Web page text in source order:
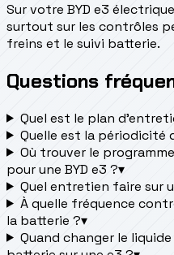
Sur votre BYD e3
surtout sur les contrôles
freins et le suivi batterie.
Questions
Quel est le plan
Quelle est la périodicité
Où trouver le
pour une BYD e3 ?▾
Quel entretien faire sur
À quelle fréquence
la batterie ?▾
Quand changer le